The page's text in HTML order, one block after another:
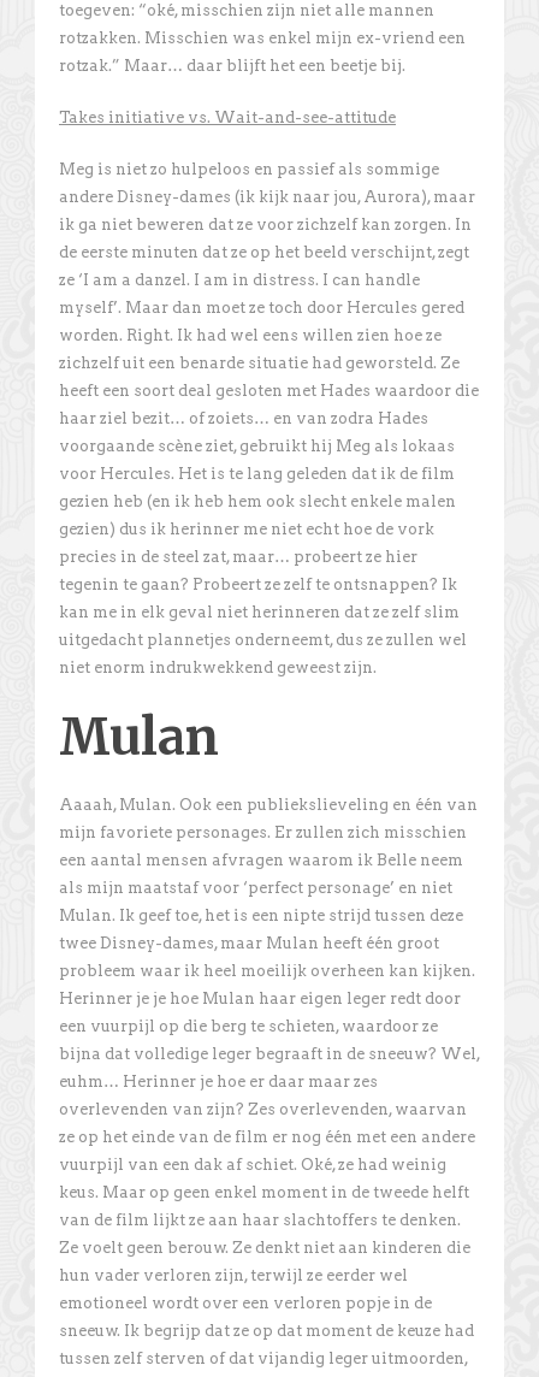
toegeven: “oké, misschien zijn niet alle mannen
rotzakken. Misschien was enkel mijn ex-vriend een
rotzak.” Maar… daar blijft het een beetje bij.
Takes initiative vs. Wait-and-see-attitude
Meg is niet zo hulpeloos en passief als sommige
andere Disney-dames (ik kijk naar jou, Aurora), maar
ik ga niet beweren dat ze voor zichzelf kan zorgen. In
de eerste minuten dat ze op het beeld verschijnt, zegt
ze ‘I am a danzel. I am in distress. I can handle
myself’. Maar dan moet ze toch door Hercules gered
worden. Right. Ik had wel eens willen zien hoe ze
zichzelf uit een benarde situatie had geworsteld. Ze
heeft een soort deal gesloten met Hades waardoor die
haar ziel bezit… of zoiets… en van zodra Hades
voorgaande scène ziet, gebruikt hij Meg als lokaas
voor Hercules. Het is te lang geleden dat ik de film
gezien heb (en ik heb hem ook slecht enkele malen
gezien) dus ik herinner me niet echt hoe de vork
precies in de steel zat, maar… probeert ze hier
tegenin te gaan? Probeert ze zelf te ontsnappen? Ik
kan me in elk geval niet herinneren dat ze zelf slim
uitgedacht plannetjes onderneemt, dus ze zullen wel
niet enorm indrukwekkend geweest zijn.
Mulan
Aaaah, Mulan. Ook een publiekslieveling en één van
mijn favoriete personages. Er zullen zich misschien
een aantal mensen afvragen waarom ik Belle neem
als mijn maatstaf voor ‘perfect personage’ en niet
Mulan. Ik geef toe, het is een nipte strijd tussen deze
twee Disney-dames, maar Mulan heeft één groot
probleem waar ik heel moeilijk overheen kan kijken.
Herinner je je hoe Mulan haar eigen leger redt door
een vuurpijl op die berg te schieten, waardoor ze
bijna dat volledige leger begraaft in de sneeuw? Wel,
euhm… Herinner je hoe er daar maar zes
overlevenden van zijn? Zes overlevenden, waarvan
ze op het einde van de film er nog één met een andere
vuurpijl van een dak af schiet. Oké, ze had weinig
keus. Maar op geen enkel moment in de tweede helft
van de film lijkt ze aan haar slachtoffers te denken.
Ze voelt geen berouw. Ze denkt niet aan kinderen die
hun vader verloren zijn, terwijl ze eerder wel
emotioneel wordt over een verloren popje in de
sneeuw. Ik begrijp dat ze op dat moment de keuze had
tussen zelf sterven of dat vijandig leger uitmoorden,